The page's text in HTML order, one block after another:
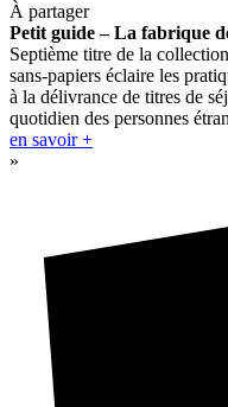
À partager
Petit guide – La fabrique
Septième titre de la
sans-papiers éclaire les
à la délivrance de titres de
quotidien des personnes
en savoir +
»